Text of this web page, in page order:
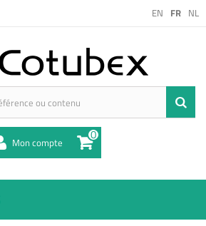
EN FR NL
Mon compte 0